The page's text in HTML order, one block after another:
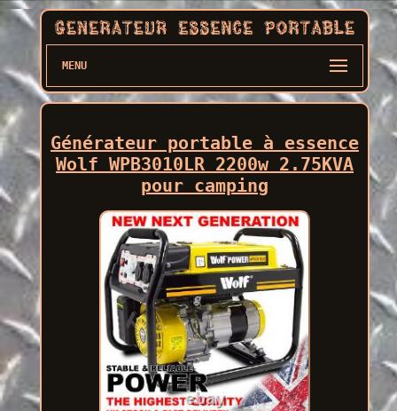
MENU
Générateur portable à essence
Wolf WPB3010LR 2200w 2.75KVA
pour camping